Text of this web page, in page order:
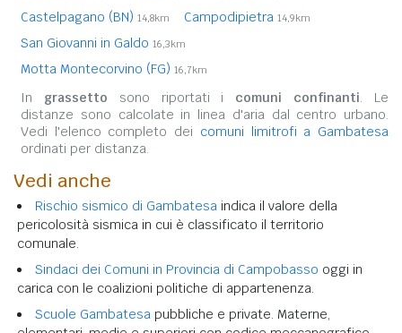
Castelpagano (BN) 14,8km Campodipietra 14,9km
San Giovanni in Galdo 16,3km
Motta Montecorvino (FG) 16,7km
In grassetto sono riportati i comuni confinanti. Le
distanze sono calcolate in linea d'aria dal centro urbano.
Vedi l'elenco completo dei comuni limitrofi a Gambatesa
ordinati per distanza.
Vedi anche
Rischio sismico di Gambatesa indica il valore della
pericolosità sismica in cui è classificato il territorio
comunale.
Sindaci dei Comuni in Provincia di Campobasso oggi in
carica con le coalizioni politiche di appartenenza.
Scuole Gambatesa pubbliche e private. Materne,